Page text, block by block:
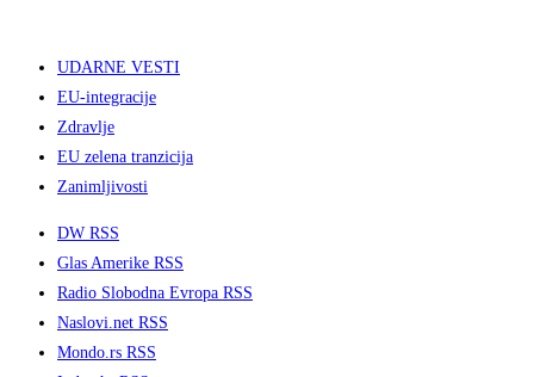
UDARNE VESTI
EU-integracije
Zdravlje
EU zelena tranzicija
Zanimljivosti
DW RSS
Glas Amerike RSS
Radio Slobodna Evropa RSS
Naslovi.net RSS
Mondo.rs RSS